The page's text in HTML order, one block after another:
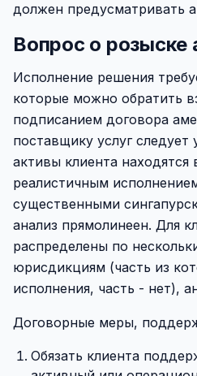
должен предусматривать
Вопрос о розыске
Исполнение решения
которые можно обратить
подписанием договора
поставщику услуг следует
активы клиента
реалистичным
существенными
анализ прямолинеен. Для
распределены по
юрисдикциям (часть из
исполнения, часть - нет),
Договорные меры,
Обязать клиента